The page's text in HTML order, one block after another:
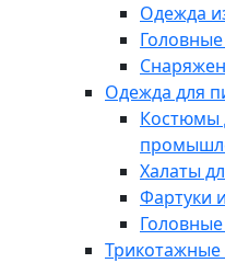
Одежда
Одежда для
Костюмы
Халаты
Фартуки
Трикотажные